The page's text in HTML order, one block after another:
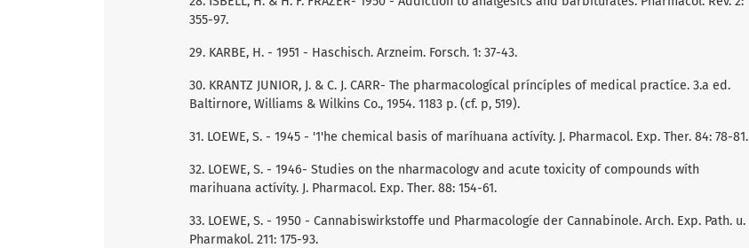
355-97.
29. KARBE, H. - 1951 - Haschisch. Arzneim. Forsch. 1: 37-43.
30. KRANTZ JUNIOR, J. & C. J. CARR- The pharmacologícal príncíples of medical practíce. 3.a ed.
Baltirnore, Williams & Wilkins Co., 1954. 1183 p. (cf. p, 519).
31. LOEWE, S. - 1945 - '1'he chemical basis of maríhuana actívíty. J. Pharmacol. Exp. Ther. 84: 78-81.
32. LOEWE, S. - 1946- Studies on the nharmacologv and acute toxicity of compounds wíth
marihuana actívíty. J. Pharmacol. Exp. Ther. 88: 154-61.
33. LOEWE, S. - 1950 - Cannabiswirkstoffe und Pharmacologíe der Cannabinole. Arch. Exp. Path. u.
Pharmakol. 211: 175-93.